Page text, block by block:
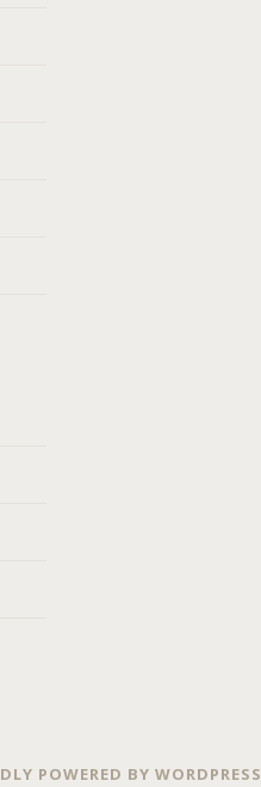
POWERED BY WORDPRESS